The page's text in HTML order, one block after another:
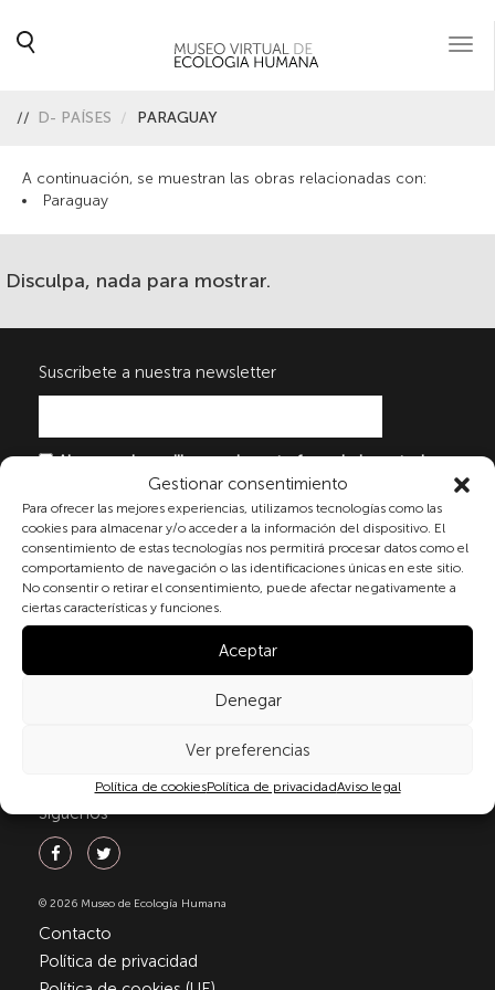
Gestionar consentimiento
Para ofrecer las mejores experiencias, utilizamos tecnologías como las
cookies para almacenar y/o acceder a la información del dispositivo. El
consentimiento de estas tecnologías nos permitirá procesar datos como el
comportamiento de navegación o las identificaciones únicas en este sitio.
No consentir o retirar el consentimiento, puede afectar negativamente a
ciertas características y funciones.
Aceptar
Denegar
Ver preferencias
Política de cookiesPolítica de privacidadAviso legal
// D- PAÍSES PARAGUAY
A continuación, se muestran las obras relacionadas con:
Paraguay
Disculpa, nada para mostrar.
Suscribete a nuestra newsletter
Al marcar la casilla y enviar este formulario, usted
consiente expresamente el tratamiento de sus datos
personales conforme a la normativa vigente en
materia de protección de datos personales, en
particular, de acuerdo con lo dispuesto en el
Reglamento (UE) 2016/679 del Parlamento Europeo y
del Consejo de 27 de abril de 2016 (RGPD) y la Ley
Orgánica 3/2018, de 5 de diciembre, de Protección de
Datos Personales y garantía de los derechos
digitale(LOPDGDD). Para más información puede
política de privacidad
Síguenos
© 2026 Museo de Ecología Humana
Contacto
Política de privacidad